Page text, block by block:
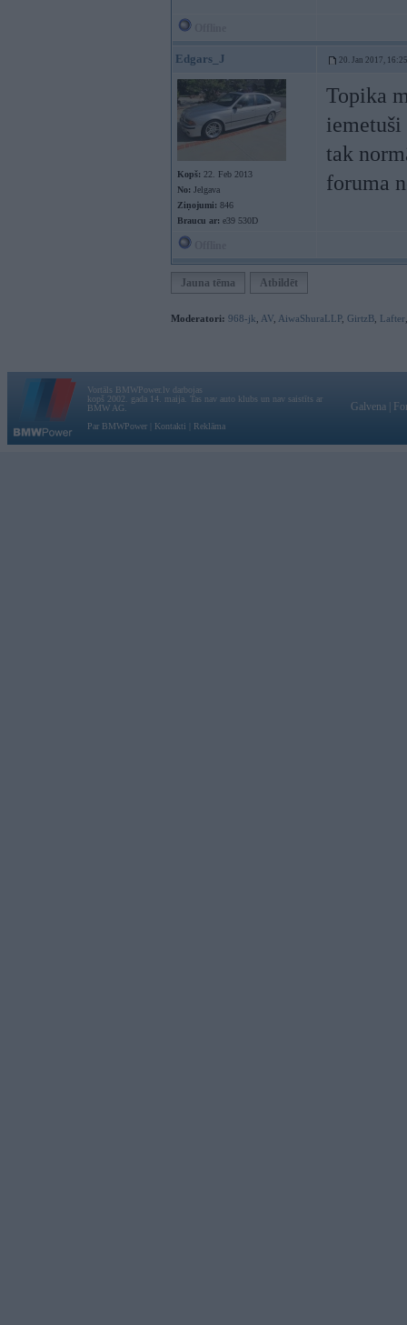
Edgars_J 20. Jan 2017, 16:25
Kopš: 22. Feb 2013
No: Jelgava
Ziņojumi: 846
Braucu ar: e39 530D
Topika
tak
foruma
Jauna tēma Atbildēt
Moderatori: 968-jk AV AiwaShuraLLP, GirtzB Lafter
Vortāls BMWPower.lv darbojas
kopš 2002. gada 14. maija. Tas nav auto klubs un nav saistīts ar
BMW AG.
Par BMWPower
Kontakti Reklāma
Galvena